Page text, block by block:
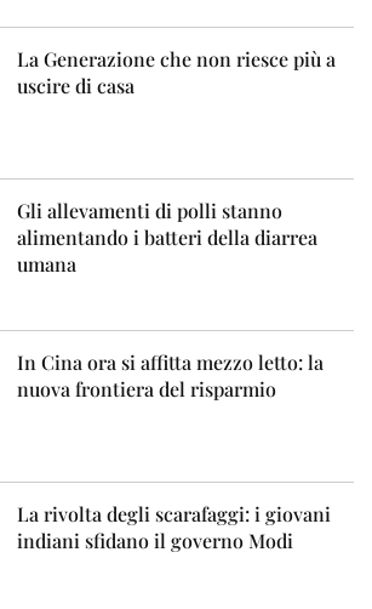
La Generazione che non riesce più a
uscire di casa
Gli allevamenti di polli stanno
alimentando i batteri della diarrea
umana
In Cina ora si affitta mezzo letto: la
nuova frontiera del risparmio
La rivolta degli scarafaggi: i giovani
indiani sfidano il governo Modi